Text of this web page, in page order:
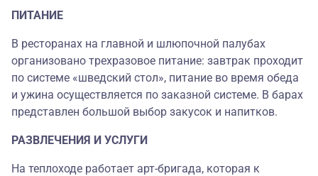
ПИТАНИЕ
В ресторанах на главной и шлюпочной палубах
организовано трехразовое питание: завтрак проходит
по системе «шведский стол», питание во время обеда
и ужина осуществляется по заказной системе. В барах
представлен большой выбор закусок и напитков.
РАЗВЛЕЧЕНИЯ И УСЛУГИ
На теплоходе работает арт-бригада, которая к